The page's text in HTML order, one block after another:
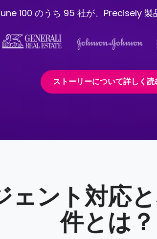
100 のうち 95 社が、Precisely 製
ストーリーについて詳しく読
ェント対応
件とは？